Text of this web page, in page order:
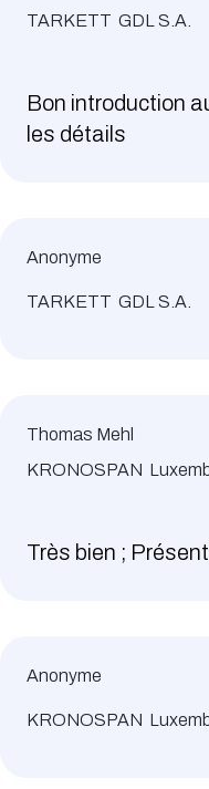
TARKETT GDL S.A.
Bon introduction
les détails
Anonyme
TARKETT GDL S.A.
Thomas Mehl
KRONOSPAN
Très bien ;
Anonyme
KRONOSPAN